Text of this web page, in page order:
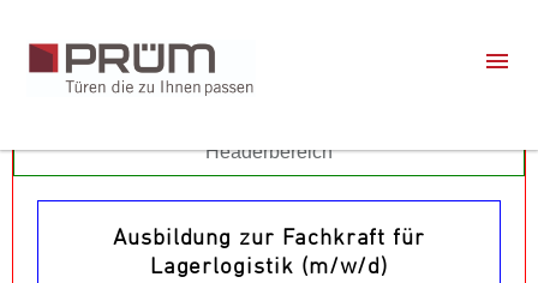
Headerbereich
Ausbildung zur Fachkraft für
Lagerlogistik (m/w/d)